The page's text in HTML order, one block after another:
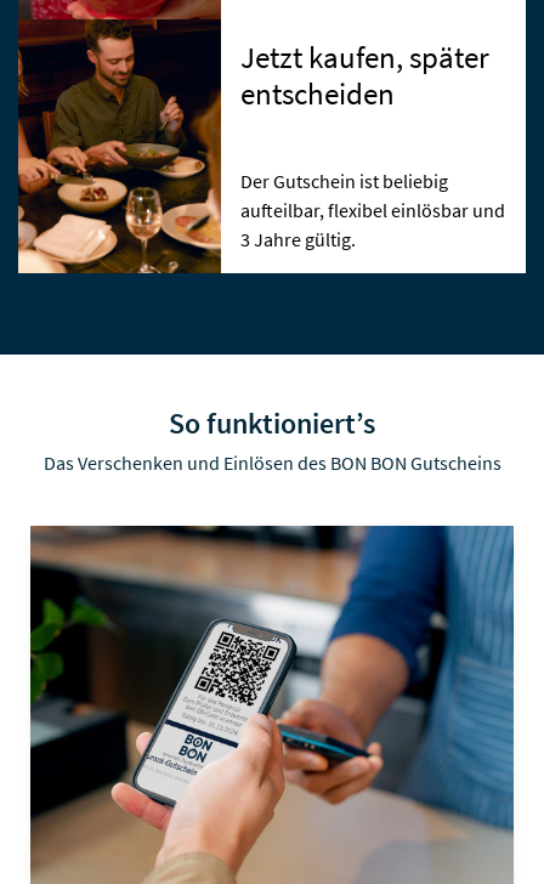
Jetzt kaufen, später
entscheiden
Der Gutschein ist beliebig
aufteilbar, flexibel einlösbar und
3 Jahre gültig.
So funktioniert’s
Das Verschenken und Einlösen des BON BON Gutscheins